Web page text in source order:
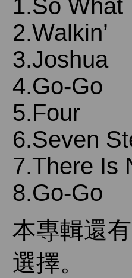
1.So What
2.Walkin’
3.Joshua
4.Go-Go
5.Four
6.Seven
7.There Is
8.Go-Go
本專輯還
選擇。